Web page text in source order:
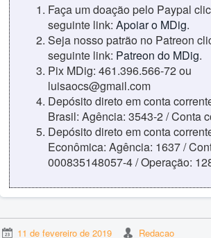
Faça um doação pelo Paypal
seguinte link: Apoiar o MDig.
Seja nosso patrão no Patreon
seguinte link: Patreon do MDig.
Pix MDig: 461.396.566-72 ou
luisaocs@gmail.com
Depósito direto em conta
Brasil: Agência: 3543-2 / Conta
Depósito direto em conta
Econômica: Agência: 1637 /
000835148057-4 / Operação:
11 de fevereiro de 2019 Redacao